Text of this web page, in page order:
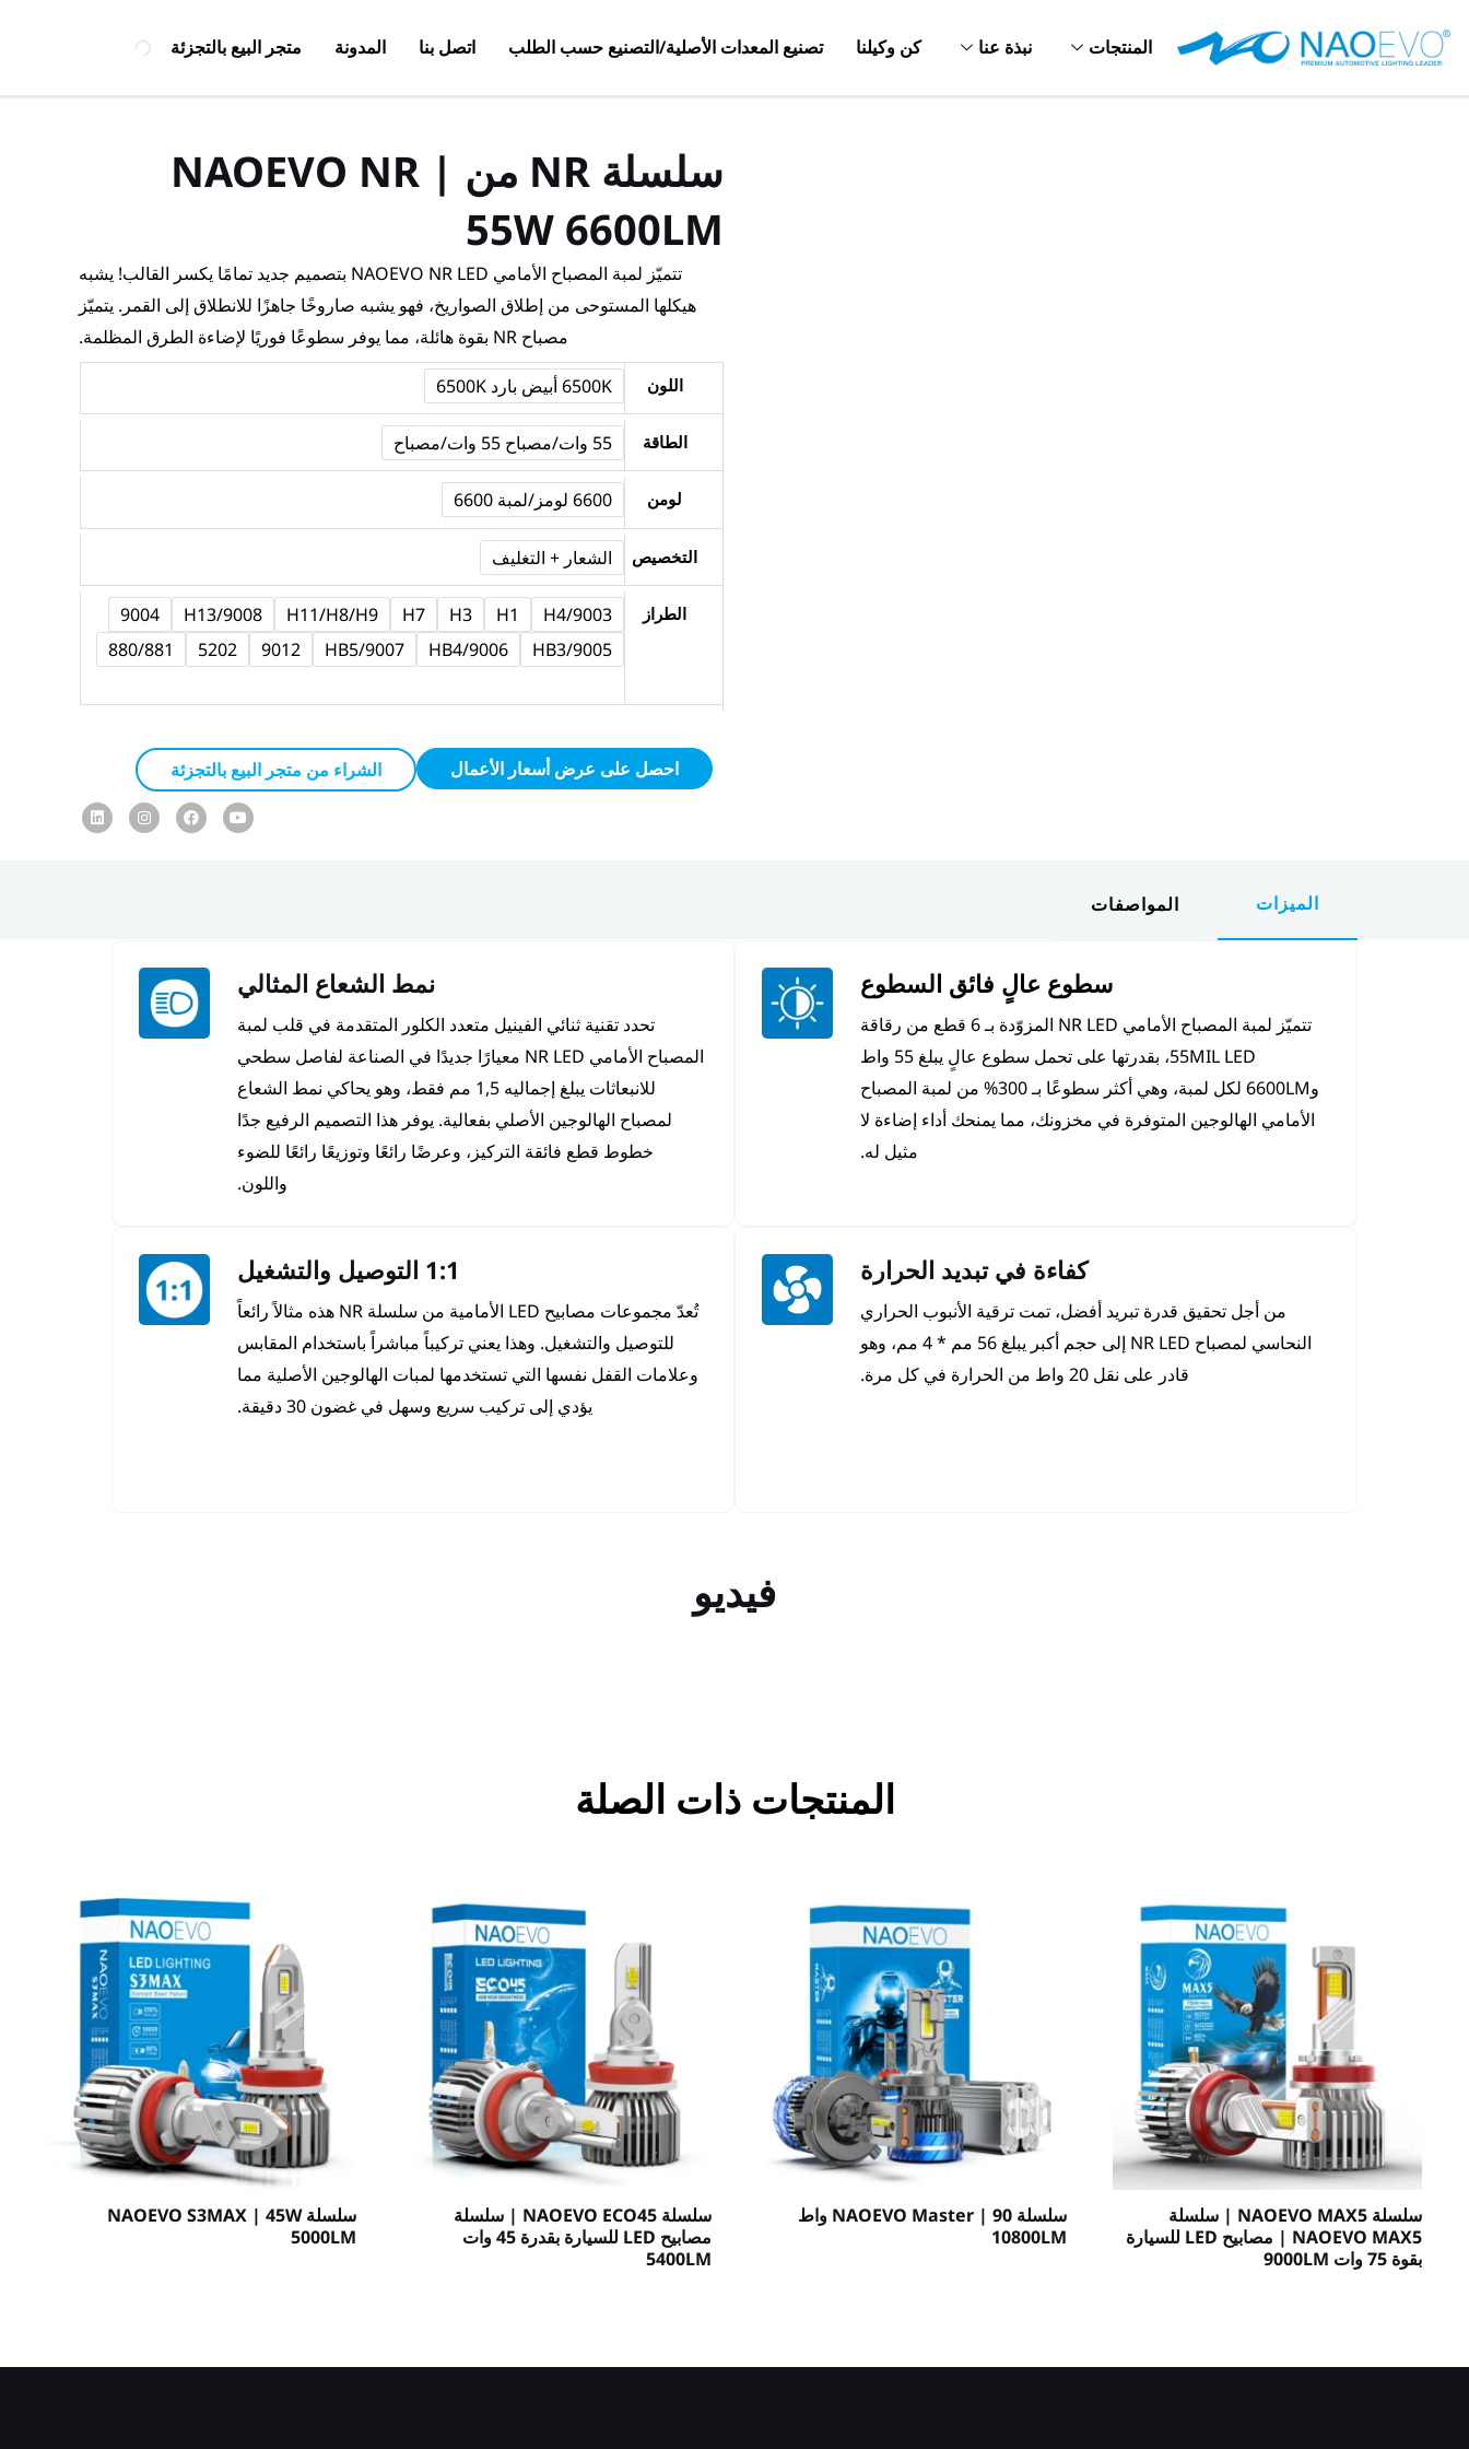
المنتجات نبذة عنا كن وكيلنا تصنيع المعدات الأصلية/التصنيع حسب الطلب اتصل بنا المدونة متجر البيع بالتجزئة
سلسلة NR من NAOEVO NR |
55W 6600LM
تتميّز لمبة المصباح الأمامي NAOEVO NR LED بتصميم جديد تمامًا يكسر القالب! يشبه
هيكلها المستوحى من إطلاق الصواريخ، فهو يشبه صاروخًا جاهزًا للانطلاق إلى القمر. يتميّز
مصباح NR بقوة هائلة، مما يوفر سطوعًا فوريًا لإضاءة الطرق المظلمة.
اللون 6500K أبيض بارد 6500K
الطاقة 55 وات/مصباح 55 وات/مصباح
لومن 6600 لومز/لمبة 6600
التخصيص الشعار + التغليف
الطراز H4/9003
H1
H3
H7
H11/H8/H9
H13/9008
9004
9005/HB3
9006/HB4
9007/HB5
9012
5202
880/881
NAOEVO
Series
55W
6600LM
احصل على عرض أسعار الأعمال الشراء من متجر البيع بالتجزئة
الميزات المواصفات
سطوع عالٍ فائق السطوع
تتميّز لمبة المصباح الأمامي NR LED المزوّدة بـ 6 قطع من رقاقة
55MIL LED، بقدرتها على تحمل سطوع عالٍ يبلغ 55 واط
و6600LM لكل لمبة، وهي أكثر سطوعًا بـ 300% من لمبة المصباح
الأمامي الهالوجين المتوفرة في مخزونك، مما يمنحك أداء إضاءة لا
مثيل له.
نمط الشعاع المثالي
تحدد تقنية ثنائي الفينيل متعدد الكلور المتقدمة في قلب لمبة
المصباح الأمامي NR LED معيارًا جديدًا في الصناعة لفاصل سطحي
للانبعاثات يبلغ إجماليه 1,5 مم فقط، وهو يحاكي نمط الشعاع
لمصباح الهالوجين الأصلي بفعالية. يوفر هذا التصميم الرفيع جدًا
خطوط قطع فائقة التركيز، وعرضًا رائعًا وتوزيعًا رائعًا للضوء
واللون.
كفاءة في تبديد الحرارة
من أجل تحقيق قدرة تبريد أفضل، تمت ترقية الأنبوب الحراري
النحاسي لمصباح NR LED إلى حجم أكبر يبلغ 56 مم * 4 مم، وهو
قادر على نقل 20 واط من الحرارة في كل مرة.
1:1 التوصيل والتشغيل
تُعدّ مجموعات مصابيح LED الأمامية من سلسلة NR هذه مثالاً رائعاً
للتوصيل والتشغيل. وهذا يعني تركيباً مباشراً باستخدام المقابس
وعلامات القفل نفسها التي تستخدمها لمبات الهالوجين الأصلية مما
يؤدي إلى تركيب سريع وسهل في غضون 30 دقيقة.
فيديو
المنتجات ذات الصلة
سلسلة NAOEVO MAX5 | سلسلة
NAOEVO MAX5 | مصابيح LED للسيارة
بقوة 75 وات 9000LM
سلسلة NAOEVO Master | 90 واط
10800LM
سلسلة NAOEVO ECO45 | سلسلة
مصابيح LED للسيارة بقدرة 45 وات
5400LM
سلسلة NAOEVO S3MAX | 45W
5000LM